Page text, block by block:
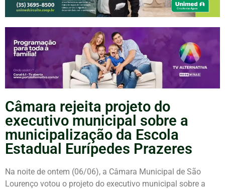
Câmara rejeita projeto do
executivo municipal sobre a
municipalização da Escola
Estadual Eurípedes Prazeres
Na noite de ontem (06/06), a Câmara Municipal de São
Lourenço votou o projeto do executivo municipal sobre a